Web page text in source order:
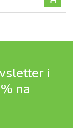
i
na